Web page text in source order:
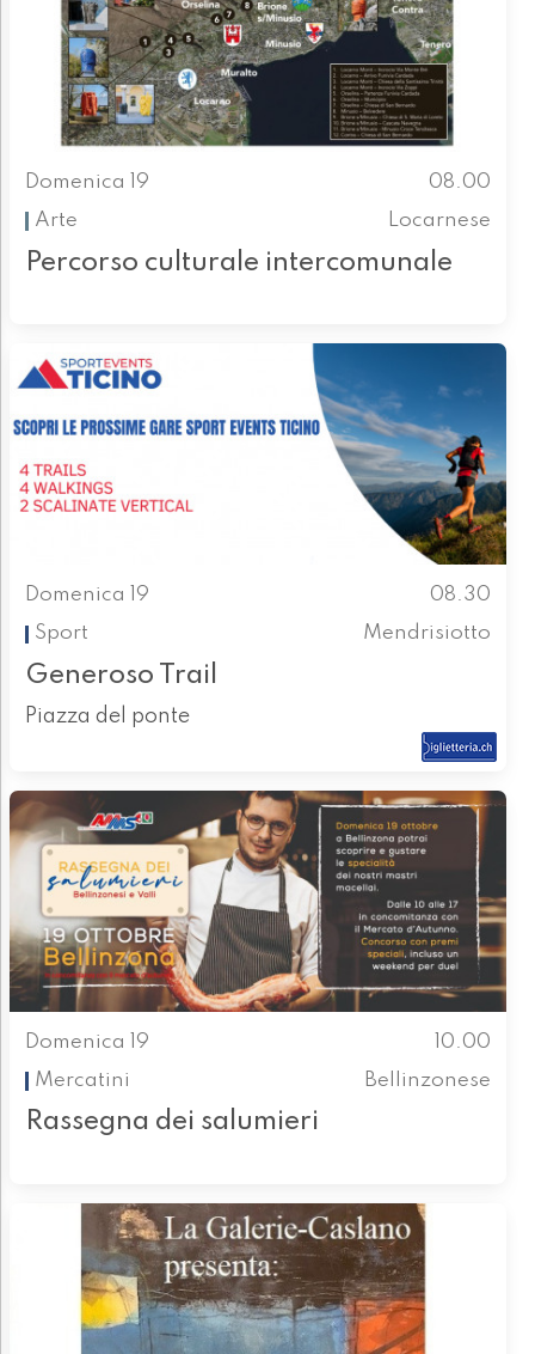
Domenica 19
08.00
Arte
Locarnese
Percorso culturale intercomunale
Domenica 19
08.30
Sport
Mendrisiotto
Generoso Trail
Piazza del ponte
Domenica 19
10.00
Mercatini
Bellinzonese
Rassegna dei salumieri